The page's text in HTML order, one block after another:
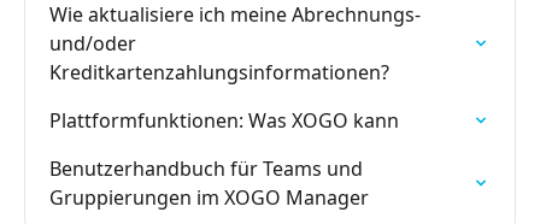
Wie aktualisiere ich meine Abrechnungs-
und/oder
Kreditkartenzahlungsinformationen?
Plattformfunktionen: Was XOGO kann
Benutzerhandbuch für Teams und
Gruppierungen im XOGO Manager